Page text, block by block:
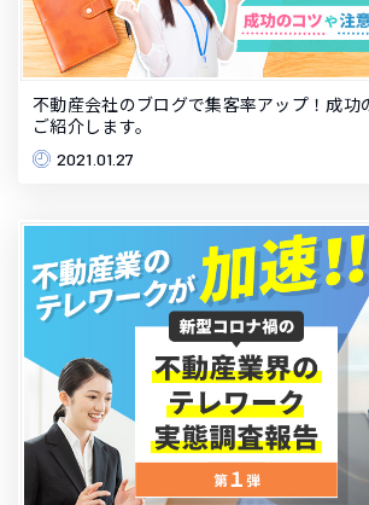
不動産会社のブログで集客率アップ！成功
ご紹介します。
2021.01.27